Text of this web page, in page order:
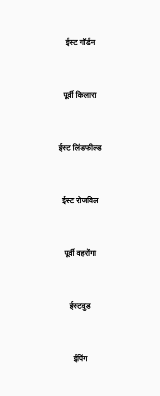
ईस्ट गॉर्डन
पूर्वी किलारा
ईस्ट लिंडफील्ड
ईस्ट रोजविल
पूर्वी वहरोंगा
ईस्टवुड
ईपिंग